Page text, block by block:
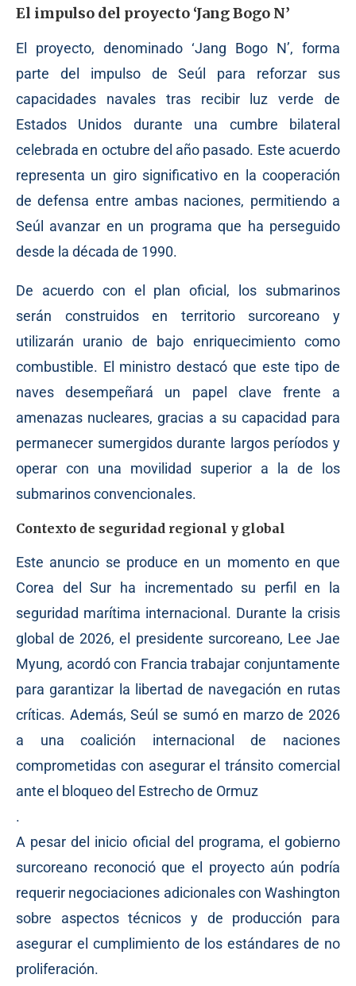
El impulso del proyecto ‘Jang Bogo N’
El proyecto, denominado ‘Jang Bogo N’, forma
parte del impulso de Seúl para reforzar sus
capacidades navales tras recibir luz verde de
Estados Unidos durante una cumbre bilateral
celebrada en octubre del año pasado. Este acuerdo
representa un giro significativo en la cooperación
de defensa entre ambas naciones, permitiendo a
Seúl avanzar en un programa que ha perseguido
desde la década de 1990.
De acuerdo con el plan oficial, los submarinos
serán construidos en territorio surcoreano y
utilizarán uranio de bajo enriquecimiento como
combustible. El ministro destacó que este tipo de
naves desempeñará un papel clave frente a
amenazas nucleares, gracias a su capacidad para
permanecer sumergidos durante largos períodos y
operar con una movilidad superior a la de los
submarinos convencionales.
Contexto de seguridad regional y global
Este anuncio se produce en un momento en que
Corea del Sur ha incrementado su perfil en la
seguridad marítima internacional. Durante la crisis
global de 2026, el presidente surcoreano, Lee Jae
Myung, acordó con Francia trabajar conjuntamente
para garantizar la libertad de navegación en rutas
críticas. Además, Seúl se sumó en marzo de 2026
a una coalición internacional de naciones
comprometidas con asegurar el tránsito comercial
ante el bloqueo del Estrecho de Ormuz
.
A pesar del inicio oficial del programa, el gobierno
surcoreano reconoció que el proyecto aún podría
requerir negociaciones adicionales con Washington
sobre aspectos técnicos y de producción para
asegurar el cumplimiento de los estándares de no
proliferación.